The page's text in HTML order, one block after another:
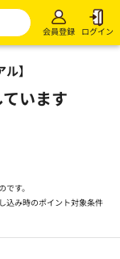
会員登録 ログイン
】
います
す。
込み時のポイント対象条件